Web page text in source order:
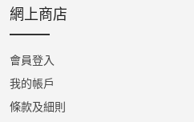
網上商店
會員登入
我的帳戶
條款及細則